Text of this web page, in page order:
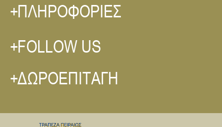
ΠΛΗΡΟΦΟΡΙΕΣ
FOLLOW US
ΔΩΡΟΕΠΙΤΑΓΗ